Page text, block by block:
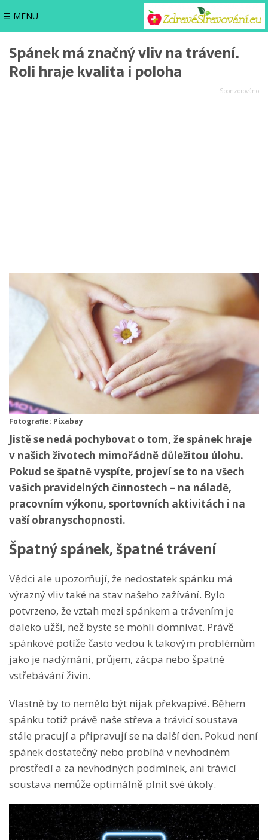
☰ MENU
Spánek má značný vliv na trávení.
Roli hraje kvalita i poloha
Fotografie: Pixabay
Jistě se nedá pochybovat o tom, že spánek hraje
v našich životech mimořádně důležitou úlohu.
Pokud se špatně vyspíte, projeví se to na všech
vašich pravidelných činnostech – na náladě,
pracovním výkonu, sportovních aktivitách i na
vaší obranyschopnosti.
Špatný spánek, špatné trávení
Vědci ale upozorňují, že nedostatek spánku má
výrazný vliv také na stav našeho zažívání. Bylo
potvrzeno, že vztah mezi spánkem a trávením je
daleko užší, než byste se mohli domnívat. Právě
spánkové potíže často vedou k takovým problémům
jako je nadýmání, průjem, zácpa nebo špatné
vstřebávání živin.
Vlastně by to nemělo být nijak překvapivé. Během
spánku totiž právě naše střeva a trávicí soustava
stále pracují a připravují se na další den. Pokud není
spánek dostatečný nebo probíhá v nevhodném
prostředí a za nevhodných podmínek, ani trávicí
soustava nemůže optimálně plnit své úkoly.